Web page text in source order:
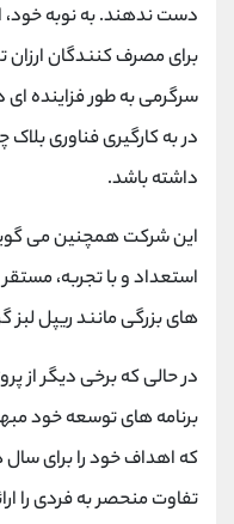
دست ندهند. به نوبه خود،
برای مصرف کنندگان ارزان
در به کارگیری فناوری
داشته باشد.
این شرکت همچنین می‌
استعداد و با تجربه،
‌های بزرگی مانند ریپل
در حالی که برخی دیگر از
که اهداف خود را برای
تفاوت منحصر به فردی را